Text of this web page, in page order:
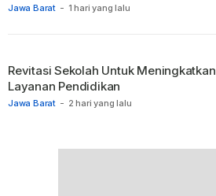
Jawa Barat - 1 hari yang lalu
Jawa Barat - 2 hari yang lalu
Revitasi Sekolah Untuk Meningkatkan
Layanan Pendidikan